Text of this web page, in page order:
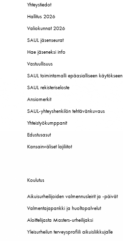
Yhteystiedot
Hallitus 2026
Valiokunnat 2026
SAUL jäsenseurat
Hae jäseneksi info
Vastuullisuus
SAUL toimintamalli epäasialliseen käytökseen
SAUL rekisteriseloste
Ansiomerkit
SAUL-yhteyshenkilön tehtävänkuvaus
Yhteistyökumppanit
Edustusasut
Kansainväliset lajiliitot
Koulutus
Aikuisurheilijoiden valmennusleirit ja -päivät
Valmentajapankki ja huoltopalvelut
Aloittelijasta Masters-urheilijaksi
Yleisurheilun terveysprofiili aikuisliikkujalle